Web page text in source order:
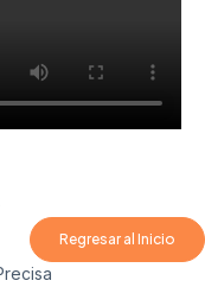
Regresar al Inicio